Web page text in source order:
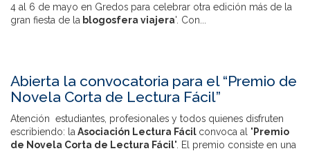
4 al 6 de mayo en Gredos para celebrar otra edición más de la
gran fiesta de la blogosfera viajera'. Con...
Abierta la convocatoria para el “Premio de
Novela Corta de Lectura Fácil”
Atención estudiantes, profesionales y todos quienes disfruten
escribiendo: la Asociación Lectura Fácil convoca al "Premio
de Novela Corta de Lectura Fácil". El premio consiste en una